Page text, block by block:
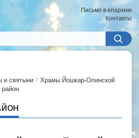
Письмо в епархию
Контакты
и святыни
Храмы Йошкар-Олинской
район